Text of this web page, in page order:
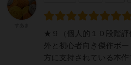
★９（個人的１０段階評
外と初心者向き傑作ボ
方に支持されている本